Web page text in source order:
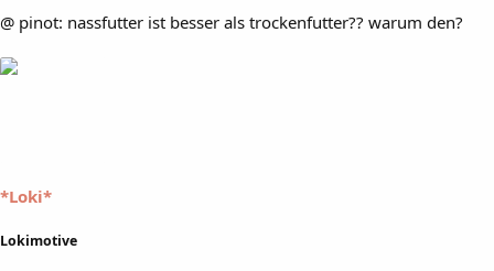
@ pinot: nassfutter ist besser als trockenfutter?? warum den?
*Loki*
Lokimotive